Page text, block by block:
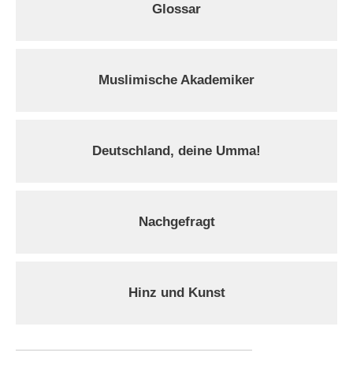
Glossar
Muslimische Akademiker
Deutschland, deine Umma!
Nachgefragt
Hinz und Kunst